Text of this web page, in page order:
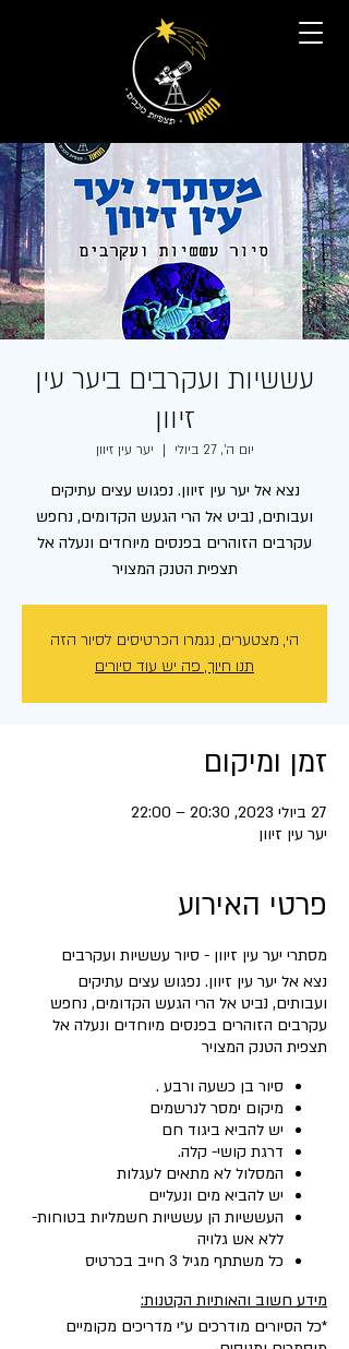
עששיות ועקרבים ביער עין
זיוון
יום ה׳, 27 ביולי
  |
יער עין זיוון
נצא אל יער עין זיוון. נפגוש עצים עתיקים
ועבותים, נביט אל הרי הגעש הקדומים, נחפש
עקרבים הזוהרים בפנסים מיוחדים ונעלה אל
תצפית הטנק המצויר
הי, מצטערים, נגמרו הכרטיסים לסיור הזה
תנו חיוך, פה יש עוד סיורים
זמן ומיקום
27 ביולי 2023, 20:30 – 22:00
יער עין זיוון
פרטי האירוע
מסתרי יער עין זיוון - סיור עששיות ועקרבים
נצא אל יער עין זיוון. נפגוש עצים עתיקים
ועבותים, נביט אל הרי הגעש הקדומים, נחפש
עקרבים הזוהרים בפנסים מיוחדים ונעלה אל
תצפית הטנק המצויר
סיור בן כשעה ורבע .
מיקום ימסר לנרשמים
יש להביא ביגוד חם
דרגת קושי- קלה.
המסלול לא מתאים לעגלות
יש להביא מים ונעליים
העששיות הן עששיות חשמליות בטוחות-
ללא אש גלויה
כל משתתף מגיל 3 חייב בכרטיס
מידע חשוב והאותיות הקטנות:
*כל הסיורים מודרכים ע״י מדריכים מקומיים